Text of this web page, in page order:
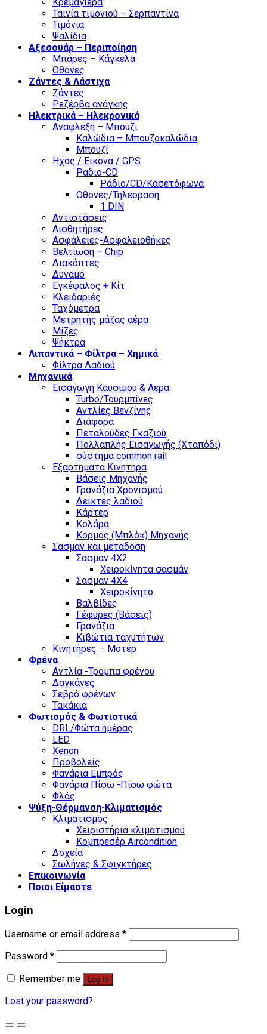
Κρεμαγιέρα
Ταινία τιμονιού – Σερπαντίνα
Τιμόνια
Ψαλίδια
Αξεσουάρ – Περιποίηση
Μπάρες – Κάγκελα
Οθόνες
Ζάντες & Λάστιχα
Ζάντες
Ρεζέρβα ανάγκης
Ηλεκτρικά – Ηλεκρονικά
Αναφλεξη – Μπουζι
Καλώδια – Μπουζοκαλώδια
Μπουζί
Ηχος / Εικονα / GPS
Ραδιο-CD
Ράδιο/CD/Κασετόφωνα
Οθονες/Τηλεοραση
1 DIN
Αντιστάσεις
Αισθητήρες
Ασφάλειες-Ασφαλειοθήκες
Βελτίωση – Chip
Διακόπτες
Δυναμό
Εγκέφαλος + Κίτ
Κλειδαριές
Ταχόμετρα
Μετρητής μάζας αέρα
Μίζες
Ψήκτρα
Λιπαντικά – Φίλτρα – Χημικά
Φίλτρα Λαδιού
Μηχανικά
Εισαγωγη Καυσιμου & Αερα
Turbo/Τουρμπίνες
Αντλίες Βενζίνης
Διάφορα
Πεταλούδες Γκαζιού
Πολλαπλής Εισαγωγής (Χταπόδι)
σύστημα common rail
Εξαρτηματα Κινητηρα
Βάσεις Μηχανής
Γρανάζια Χρονισμού
Δείκτες λαδιού
Κάρτερ
Κολάρα
Κορμός (Μπλόκ) Μηχανής
Σασμαν και μεταδοση
Σασμαν 4Χ2
Χειροκίνητα σασμάν
Σασμαν 4Χ4
Χειροκίνητο
Βαλβίδες
Γέφυρες (Βάσεις)
Γρανάζια
Κιβώτια ταχυτήτων
Κινητήρες – Μοτέρ
Φρένα
Αντλία -Τρόμπα φρένου
Δαγκάνες
Σεβρό φρένων
Τακάκια
Φωτισμός & Φωτιστικά
DRL/Φώτα ημέρας
LED
Xenon
Προβολείς
Φανάρια Εμπρός
Φανάρια Πίσω -Πίσω φώτα
Φλάς
Ψύξη-Θέρμανση-Κλιματισμός
Κλιματισμος
Χειριστήρια κλιματισμού
Κομπρεσέρ Aircondition
Δοχεία
Σωλήνες & Σφιγκτήρες
Επικοινωνία
Ποιοι Είμαστε
Login
Username or email address *
Password *
Remember me
Log in
Lost your password?